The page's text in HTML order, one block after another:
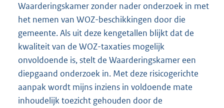
Waarderingskamer zonder nader onderzoek in met
het nemen van WOZ-beschikkingen door die
gemeente. Als uit deze kengetallen blijkt dat de
kwaliteit van de WOZ-taxaties mogelijk
onvoldoende is, stelt de Waarderingskamer een
diepgaand onderzoek in. Met deze risicogerichte
aanpak wordt mijns inziens in voldoende mate
inhoudelijk toezicht gehouden door de